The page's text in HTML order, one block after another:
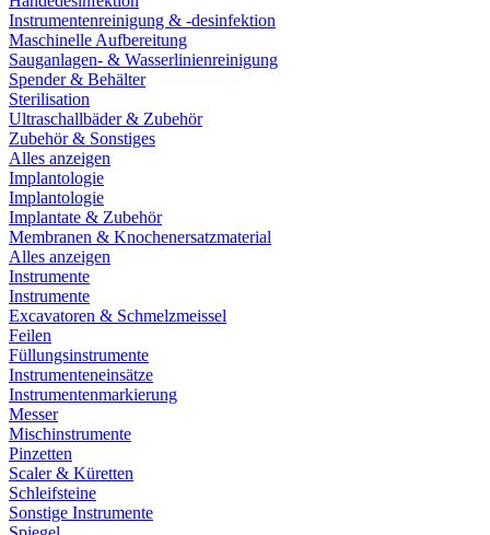
Instrumentenreinigung & -desinfektion
Maschinelle Aufbereitung
Sauganlagen- & Wasserlinienreinigung
Spender & Behälter
Sterilisation
Ultraschallbäder & Zubehör
Zubehör & Sonstiges
Alles anzeigen
Implantologie
Implantologie
Implantate & Zubehör
Membranen & Knochenersatzmaterial
Alles anzeigen
Instrumente
Instrumente
Excavatoren & Schmelzmeissel
Feilen
Füllungsinstrumente
Instrumenteneinsätze
Instrumentenmarkierung
Messer
Mischinstrumente
Pinzetten
Scaler & Küretten
Schleifsteine
Sonstige Instrumente